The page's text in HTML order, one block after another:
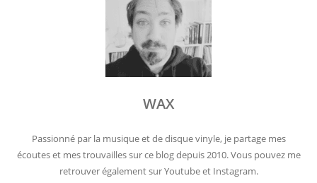
WAX
Passionné par la musique et de disque vinyle, je partage mes
écoutes et mes trouvailles sur ce blog depuis 2010. Vous pouvez me
retrouver également sur Youtube et Instagram.